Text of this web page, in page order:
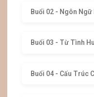
Buổi 02 - Ngôn Ngữ
Buổi 03 - Từ Tình
Buổi 04 - Cấu Trúc